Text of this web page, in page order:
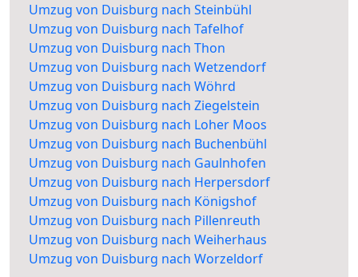
Umzug von Duisburg nach Steinbühl
Umzug von Duisburg nach Tafelhof
Umzug von Duisburg nach Thon
Umzug von Duisburg nach Wetzendorf
Umzug von Duisburg nach Wöhrd
Umzug von Duisburg nach Ziegelstein
Umzug von Duisburg nach Loher Moos
Umzug von Duisburg nach Buchenbühl
Umzug von Duisburg nach Gaulnhofen
Umzug von Duisburg nach Herpersdorf
Umzug von Duisburg nach Königshof
Umzug von Duisburg nach Pillenreuth
Umzug von Duisburg nach Weiherhaus
Umzug von Duisburg nach Worzeldorf